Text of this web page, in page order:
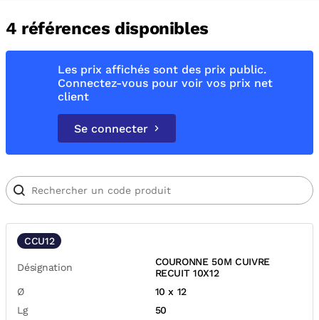
4 références disponibles
Les prix affichés sont des prix public.
Connectez-vous pour voir vos prix net
client
Se connecter
CCU12
Désignation
COURONNE 50M CUIVRE
RECUIT 10X12
Ø
10 x 12
Lg
50